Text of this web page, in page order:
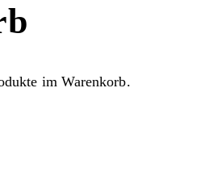
im Warenkorb.